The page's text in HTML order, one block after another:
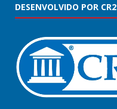
DESENVOLVIDO POR CR2